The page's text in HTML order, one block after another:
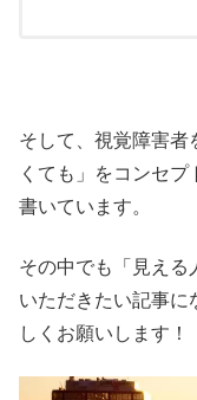
そして、視覚障害者
くても」をコンセ
書いています。
その中でも「見える
いただきたい記事に
しくお願いします！